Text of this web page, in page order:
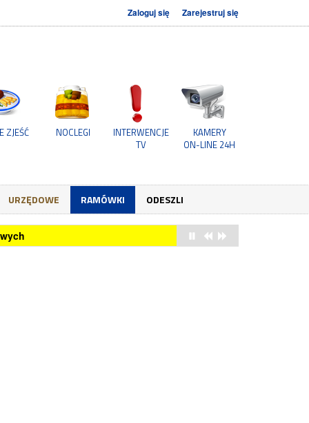
Zaloguj się Zarejestruj się
ZJEŚĆ NOCLEGI
INTERWENCJE
TV
KAMERY
ON-LINE 24H
URZĘDOWE RAMÓWKI ODESZLI